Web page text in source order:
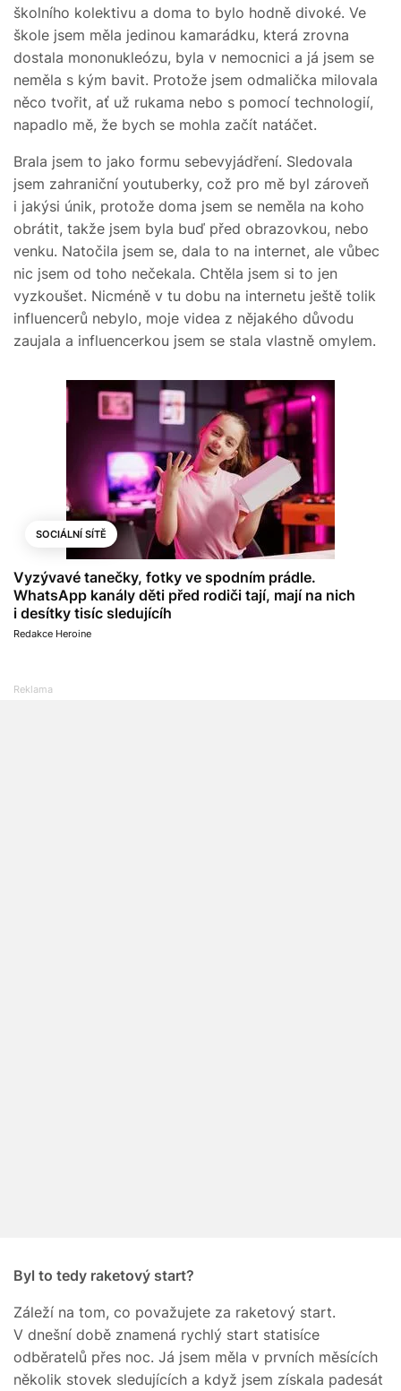
školního kolektivu a doma to bylo hodně divoké. Ve
škole jsem měla jedinou kamarádku, která zrovna
dostala mononukleózu, byla v nemocnici a já jsem se
neměla s kým bavit. Protože jsem odmalička milovala
něco tvořit, ať už rukama nebo s pomocí technologií,
napadlo mě, že bych se mohla začít natáčet.
Brala jsem to jako formu sebevyjádření. Sledovala
jsem zahraniční youtuberky, což pro mě byl zároveň
i jakýsi únik, protože doma jsem se neměla na koho
obrátit, takže jsem byla buď před obrazovkou, nebo
venku. Natočila jsem se, dala to na internet, ale vůbec
nic jsem od toho nečekala. Chtěla jsem si to jen
vyzkoušet. Nicméně v tu dobu na internetu ještě tolik
influencerů nebylo, moje videa z nějakého důvodu
zaujala a influencerkou jsem se stala vlastně omylem.
SOCIÁLNÍ SÍTĚ
Vyzývavé tanečky, fotky ve spodním prádle.
WhatsApp kanály děti před rodiči tají, mají na nich
i desítky tisíc sledujícíh
Redakce Heroine
Byl to tedy raketový start?
Záleží na tom, co považujete za raketový start.
V dnešní době znamená rychlý start statisíce
odběratelů přes noc. Já jsem měla v prvních měsících
několik stovek sledujících a když jsem získala padesát